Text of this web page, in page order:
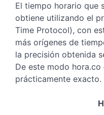
El tiempo horario que
obtiene utilizando el
Time Protocol), con
más orígenes de
la precisión obtenida
De este modo
prácticamente exacto.